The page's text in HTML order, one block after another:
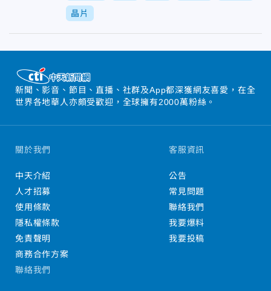
晶片
新聞、影音、節目、直播、社群及App都深獲網友喜愛，在全
世界各地華人亦頗受歡迎，全球擁有2000萬粉絲。
關於我們
中天介紹
人才招募
使用條款
隱私權條款
免責聲明
商務合作方案
客服資訊
公告
常見問題
聯絡我們
我要爆料
我要投稿
聯絡我們